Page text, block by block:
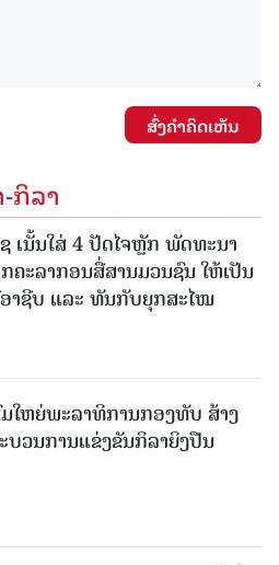
ສົ່ງຄໍາຄິດເຫັນ
ກິລາ
ເນັ້ນໃສ່ 4 ປັດໄຈຫຼັກ ພັດທະນາ
ຄະລາກອນສື່ສານມວນຊົນ ໃຫ້ເປັນ
າຊີບ ແລະ ທັນກັບຍຸກສະໄໝ
ໃຫຍ່ພະລາທິການກອງທັບ ສ້າງ
ບວນການແຂ່ງຂັນກິລາຍິງປືນ